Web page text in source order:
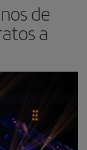
de
a